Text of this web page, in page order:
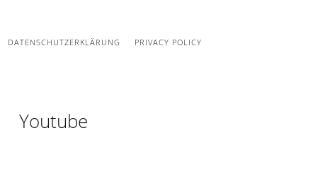
DATENSCHUTZERKLÄRUNG PRIVACY POLICY
Youtube